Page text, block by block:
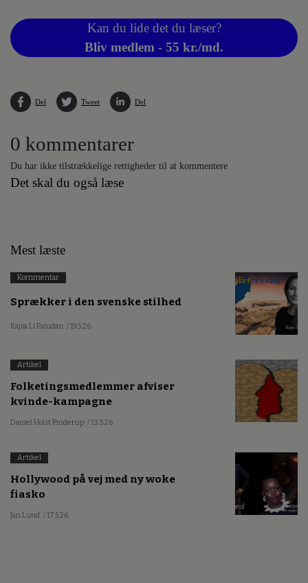
Kan du lide det du læser?
Bliv medlem - 55 kr./md.
Del Tweet Del
0 kommentarer
Du har ikke tilstrækkelige rettigheder til at kommentere
Det skal du også læse
Mest læste
Kommentar
Sprækker i den svenske stilhed
Kajsa Li Paludan / 19.5.26
Artikel
Folketingsmedlemmer afviser
kvinde-kampagne
Daniel Holst Pinderup / 13.5.26
Artikel
Hollywood på vej med ny woke
fiasko
Jan Lund / 17.5.26